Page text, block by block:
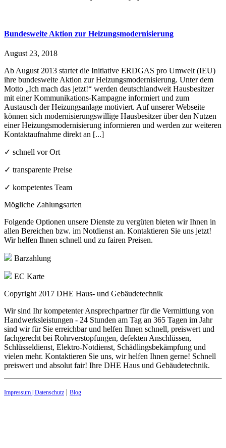
Bundesweite Aktion zur Heizungsmodernisierung
August 23, 2018
Ab August 2013 startet die Initiative ERDGAS pro Umwelt (IEU)
ihre bundesweite Aktion zur Heizungsmodernisierung. Unter dem
Motto „Ich mach das jetzt!“ werden deutschlandweit Hausbesitzer
mit einer Kommunikations-Kampagne informiert und zum
Austausch der Heizungsanlage motiviert. Auf unserer Webseite
können sich modernisierungswillige Hausbesitzer über den Nutzen
einer Heizungsmodernisierung informieren und werden zur weiteren
Kontaktaufnahme direkt an [...]
✓ schnell vor Ort
✓ transparente Preise
✓ kompetentes Team
Mögliche Zahlungsarten
Folgende Optionen unsere Dienste zu vergüten bieten wir Ihnen in
allen Bereichen bzw. im Notdienst an. Kontaktieren Sie uns jetzt!
Wir helfen Ihnen schnell und zu fairen Preisen.
Barzahlung
EC Karte
Copyright 2017 DHE Haus- und Gebäudetechnik
Wir sind Ihr kompetenter Ansprechpartner für die Vermittlung von
Handwerksleistungen - 24 Stunden am Tag an 365 Tagen im Jahr
sind wir für Sie erreichbar und helfen Ihnen schnell, preiswert und
fachgerecht bei Rohrverstopfungen, defekten Anschlüssen,
Schlüsseldienst, Elektro-Notdienst, Schädlingsbekämpfung und
vielen mehr. Kontaktieren Sie uns, wir helfen Ihnen gerne! Schnell
preiswert und absolut fair! Ihre DHE Haus und Gebäudetechnik.
Impressum | Datenschutz | Blog